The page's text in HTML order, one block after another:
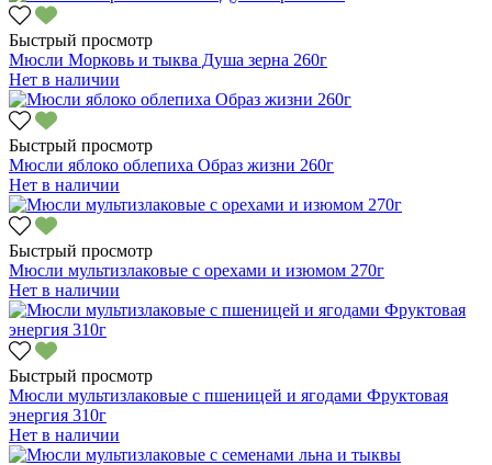
Быстрый просмотр
Мюсли Морковь и тыква Душа зерна 260г
Нет в наличии
Быстрый просмотр
Мюсли яблоко облепиха Образ жизни 260г
Нет в наличии
Быстрый просмотр
Мюсли мультизлаковые с орехами и изюмом 270г
Нет в наличии
Быстрый просмотр
Мюсли мультизлаковые с пшеницей и ягодами Фруктовая
энергия 310г
Нет в наличии